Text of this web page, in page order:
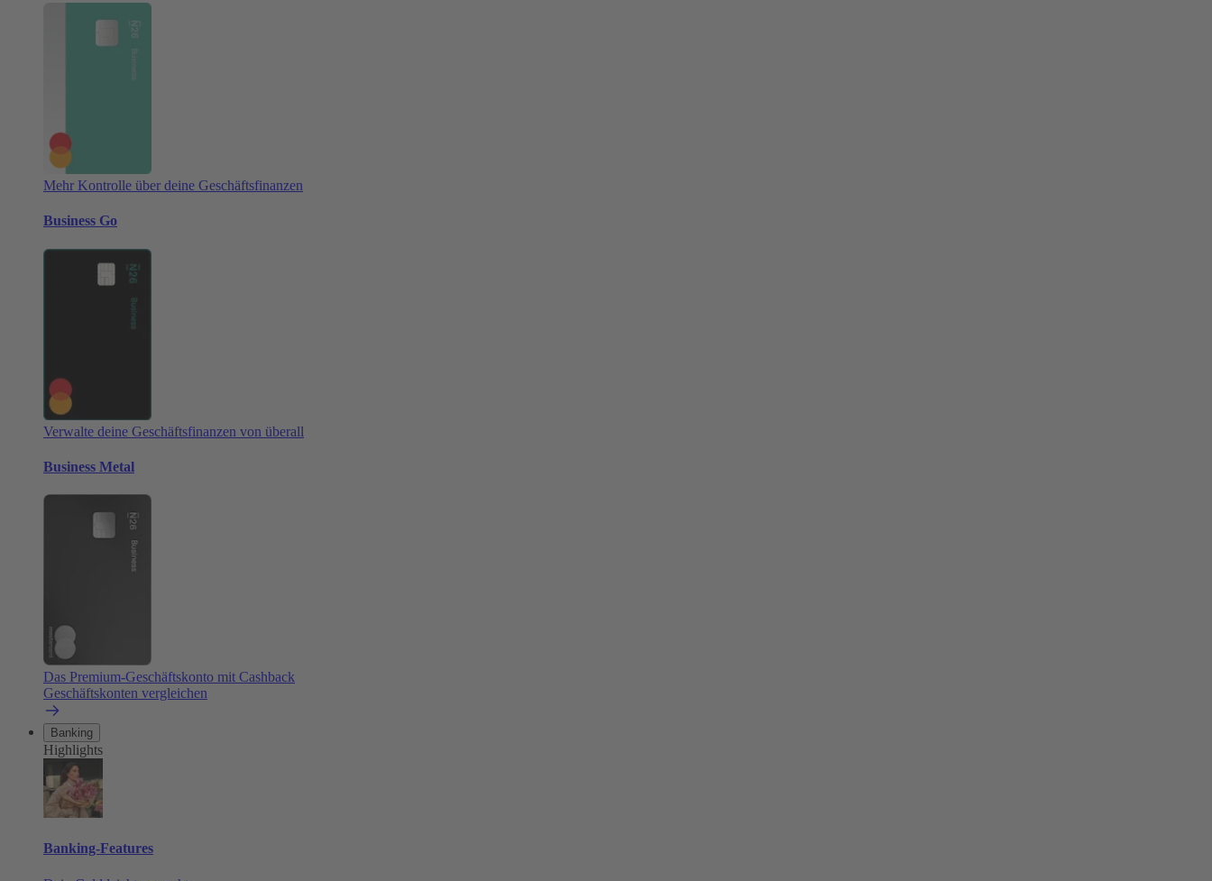
Mehr Kontrolle über deine Geschäftsfinanzen
Business Go
Verwalte deine Geschäftsfinanzen von überall
Business Metal
Das Premium-Geschäftskonto mit Cashback
Geschäftskonten vergleichen
Banking
Highlights
Banking-Features